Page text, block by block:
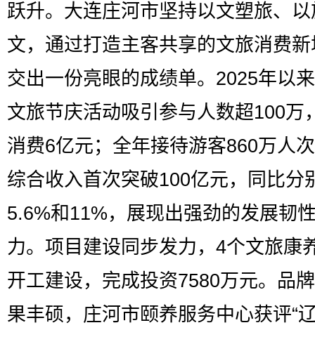
跃升。大连庄河市坚持以文塑旅、
文，通过打造主客共享的文旅消费
交出一份亮眼的成绩单。2025年以
文旅节庆活动吸引参与人数超100万
消费6亿元；全年接待游客860万人
综合收入首次突破100亿元，同比分
5.6%和11%，展现出强劲的发展韧
力。项目建设同步发力，4个文旅康
开工建设，完成投资7580万元。品
果丰硕，庄河市颐养服务中心获评“